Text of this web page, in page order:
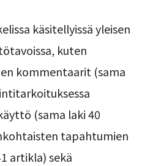
käsitellyissä yleisen
kuten
kommentaarit (sama
(sama laki 40
tapahtumien
artikla) sekä